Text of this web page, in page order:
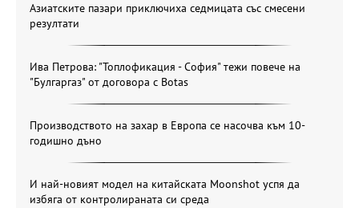
Азиатските пазари приключиха седмицата със смесени
резултати
Ива Петрова: "Топлофикация - София" тежи повече на
"Булгаргаз" от договора с Botas
Производството на захар в Европа се насочва към 10-
годишно дъно
И най-новият модел на китайската Moonshot успя да
избяга от контролираната си среда